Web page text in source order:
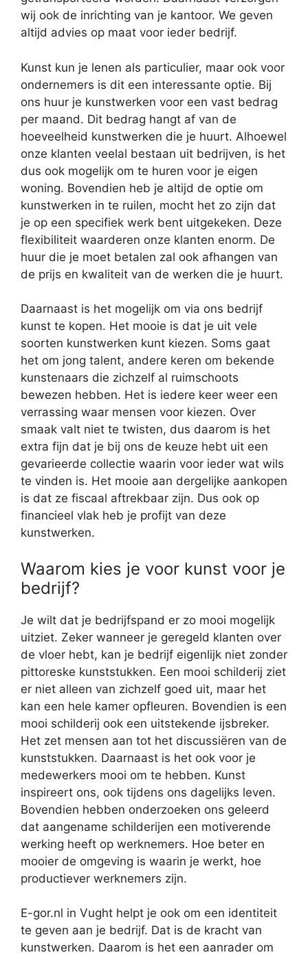
wij ook de inrichting van je kantoor. We geven
altijd advies op maat voor ieder bedrijf.
Kunst kun je lenen als particulier, maar ook voor
ondernemers is dit een interessante optie. Bij
ons huur je kunstwerken voor een vast bedrag
per maand. Dit bedrag hangt af van de
hoeveelheid kunstwerken die je huurt. Alhoewel
onze klanten veelal bestaan uit bedrijven, is het
dus ook mogelijk om te huren voor je eigen
woning. Bovendien heb je altijd de optie om
kunstwerken in te ruilen, mocht het zo zijn dat
je op een specifiek werk bent uitgekeken. Deze
flexibiliteit waarderen onze klanten enorm. De
huur die je moet betalen zal ook afhangen van
de prijs en kwaliteit van de werken die je huurt.
Daarnaast is het mogelijk om via ons bedrijf
kunst te kopen. Het mooie is dat je uit vele
soorten kunstwerken kunt kiezen. Soms gaat
het om jong talent, andere keren om bekende
kunstenaars die zichzelf al ruimschoots
bewezen hebben. Het is iedere keer weer een
verrassing waar mensen voor kiezen. Over
smaak valt niet te twisten, dus daarom is het
extra fijn dat je bij ons de keuze hebt uit een
gevarieerde collectie waarin voor ieder wat wils
te vinden is. Het mooie aan dergelijke aankopen
is dat ze fiscaal aftrekbaar zijn. Dus ook op
financieel vlak heb je profijt van deze
kunstwerken.
Waarom kies je voor kunst voor je
bedrijf?
Je wilt dat je bedrijfspand er zo mooi mogelijk
uitziet. Zeker wanneer je geregeld klanten over
de vloer hebt, kan je bedrijf eigenlijk niet zonder
pittoreske kunststukken. Een mooi schilderij ziet
er niet alleen van zichzelf goed uit, maar het
kan een hele kamer opfleuren. Bovendien is een
mooi schilderij ook een uitstekende ijsbreker.
Het zet mensen aan tot het discussiëren van de
kunststukken. Daarnaast is het ook voor je
medewerkers mooi om te hebben. Kunst
inspireert ons, ook tijdens ons dagelijks leven.
Bovendien hebben onderzoeken ons geleerd
dat aangename schilderijen een motiverende
werking heeft op werknemers. Hoe beter en
mooier de omgeving is waarin je werkt, hoe
productiever werknemers zijn.
E-gor.nl in Vught helpt je ook om een identiteit
te geven aan je bedrijf. Dat is de kracht van
kunstwerken. Daarom is het een aanrader om